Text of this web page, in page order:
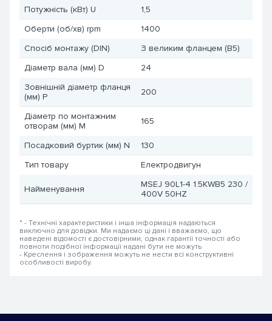
Потужність (кВт) U
1,5
Оберти (об/хв) rpm
1400
Спосіб монтажу (DIN)
З великим фланцем (B5)
Діаметр вала (мм) D
24
Зовнішній діаметр фланця
(мм) P
200
Діаметр по монтажним
отворам (мм) M
165
Посадковий буртик (мм) N
130
Тип товару
Електродвигун
Найменування
MSEJ 90L1-4 1.5KWB5 230 /
400V 50HZ
* - Технічні характеристики і інша інформація надаються
виключно для довідки. Ми надаємо ці дані і вважаємо, що
наведені відомості є достовірними, однак гарантії точності або
повноти подібної інформації надані бути не можуть
- Креслення і зображення можуть не нести всі конструктивні
особливості виробу.